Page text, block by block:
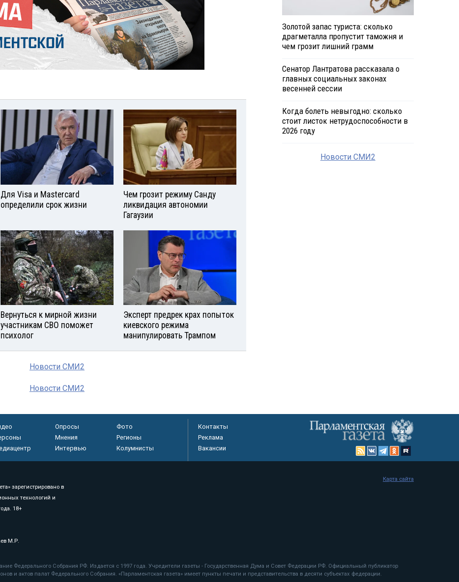
Для Visа и Mastercard
определили срок жизни
Чем грозит режиму Санду
ликвидация автономии
Гагаузии
Вернуться к мирной жизни
участникам СВО поможет
психолог
Эксперт предрек крах попыток
киевского режима
манипулировать Трампом
Новости СМИ2
Новости СМИ2
Золотой запас туриста: сколько
драгметалла пропустит таможня и
чем грозит лишний грамм
Сенатор Лантратова рассказала о
главных социальных законах
весенней сессии
Когда болеть невыгодно: сколько
стоит листок нетрудоспособности в
2026 году
Новости СМИ2
Опросы
Фото
Мнения
Регионы
Интервью Колумнисты
Контакты
Реклама
Вакансии
зарегистрировано в
технологий и
18+
М.Р.
Федерального Собрания РФ. Издается с 1997 года. Учредители газеты - Государственная Дума и Совет Федерации РФ. Официальный публикатор
и актов палат Федерального Собрания. «Парламентская газета» имеет пункты печати и представительства в десяти субъектах федерации.
Карта сайта